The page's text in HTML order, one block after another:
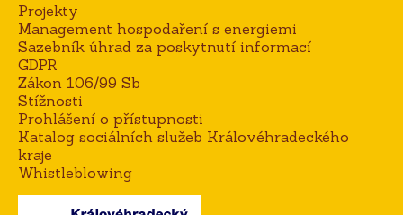
Projekty
Management hospodaření s energiemi
Sazebník úhrad za poskytnutí informací
GDPR
Zákon 106/99 Sb
Stížnosti
Prohlášení o přístupnosti
Katalog sociálních služeb Královéhradeckého
kraje
Whistleblowing